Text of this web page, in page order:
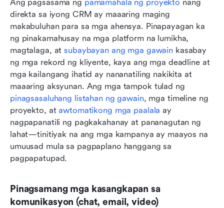
Ang pagsasama ng pamamahala ng proyekto nang
direkta sa iyong CRM ay maaaring maging
makabuluhan para sa mga ahensya. Pinapayagan ka
ng pinakamahusay na mga platform na lumikha,
magtalaga, at subaybayan ang mga gawain kasabay
ng mga rekord ng kliyente, kaya ang mga deadline at
mga kailangang ihatid ay nananatiling nakikita at
pinagsasaluhang listahan ng gawain, mga timeline ng
proyekto, at awtomatikong mga paalala ay
nagpapanatili ng pagkakahanay at pananagutan ng
lahat—tinitiyak na ang mga kampanya ay maayos na
umuusad mula sa pagpaplano hanggang sa
pagpapatupad.
Pinagsamang mga kasangkapan sa
komunikasyon (chat, email, video)